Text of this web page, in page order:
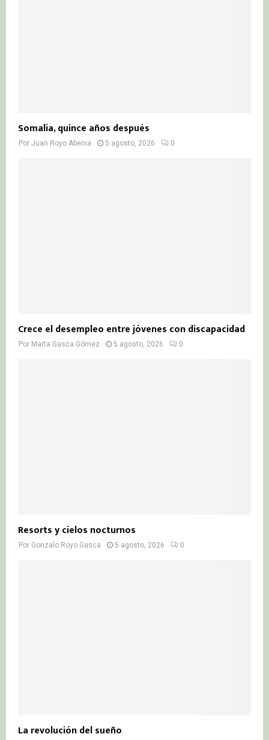
Somalia, quince años después
Por Juan Royo Abenia 5 agosto, 2026 0
Crece el desempleo entre jóvenes con discapacidad
Por Marta Gasca Gómez 5 agosto, 2026 0
Resorts y cielos nocturnos
Por Gonzalo Royo Gasca 5 agosto, 2026 0
La revolución del sueño